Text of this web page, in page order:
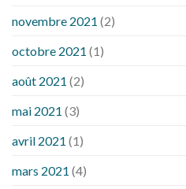
novembre 2021 (2)
octobre 2021 (1)
août 2021 (2)
mai 2021 (3)
avril 2021 (1)
mars 2021 (4)